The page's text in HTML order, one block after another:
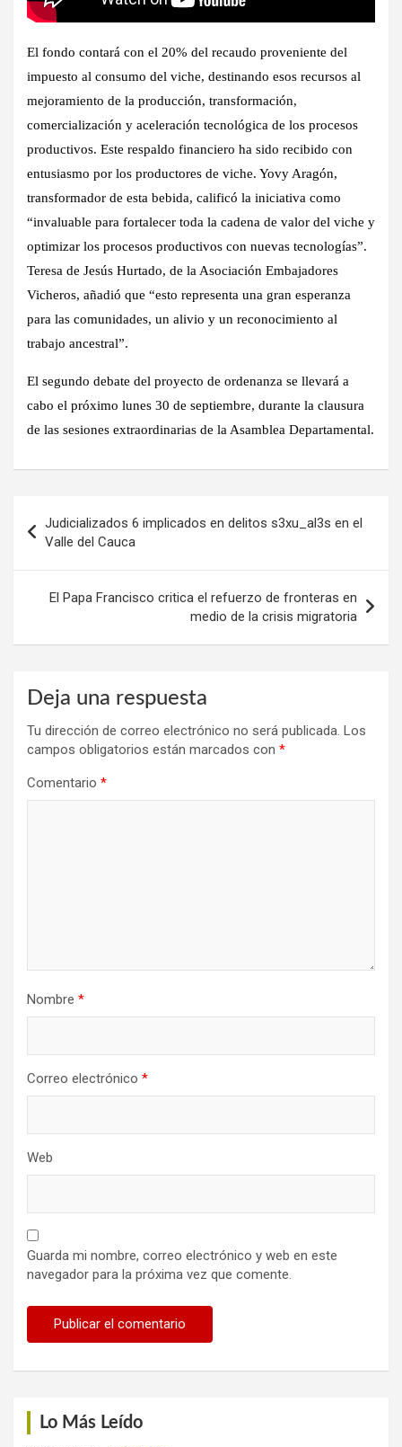
El fondo contará con el 20% del recaudo proveniente del
impuesto al consumo del viche, destinando esos recursos al
mejoramiento de la producción, transformación,
comercialización y aceleración tecnológica de los procesos
productivos. Este respaldo financiero ha sido recibido con
entusiasmo por los productores de viche. Yovy Aragón,
transformador de esta bebida, calificó la iniciativa como
“invaluable para fortalecer toda la cadena de valor del viche y
optimizar los procesos productivos con nuevas tecnologías”.
Teresa de Jesús Hurtado, de la Asociación Embajadores
Vicheros, añadió que “esto representa una gran esperanza
para las comunidades, un alivio y un reconocimiento al
trabajo ancestral”.
El segundo debate del proyecto de ordenanza se llevará a
cabo el próximo lunes 30 de septiembre, durante la clausura
de las sesiones extraordinarias de la Asamblea Departamental.
de
entradas
Judicializados 6 implicados en delitos s3xu_al3s en el
Valle del Cauca
El Papa Francisco critica el refuerzo de fronteras en
medio de la crisis migratoria
Deja una respuesta
Tu dirección de correo electrónico no será publicada. Los
campos obligatorios están marcados con *
Comentario *
Nombre *
Correo electrónico *
Web
Guarda mi nombre, correo electrónico y web en este
navegador para la próxima vez que comente.
Lo Más Leído